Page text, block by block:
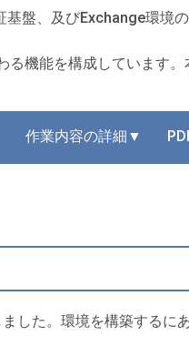
盤、及びExchange環境
機能を構成しています
作業内容の詳細▼
した。環境を構築するに